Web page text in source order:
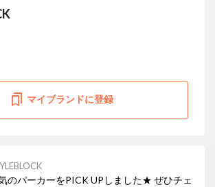
マイブランドに登録
のパーカーをPICK UPしました★ ぜひチェ